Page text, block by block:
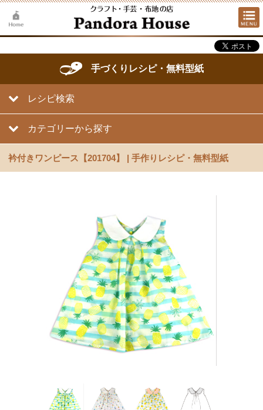
手づくりレシピ・無料型紙
レシピ検索
カテゴリーから探す
衿付きワンピース【201704】 | 手作りレシピ・無料型紙